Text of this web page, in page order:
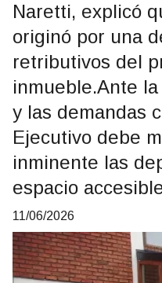
Naretti, explicó
originó por una
retributivos del
inmueble.Ante
y las demandas
Ejecutivo debe
inminente las
espacio
11/06/2026